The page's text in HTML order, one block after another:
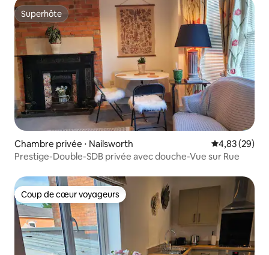
Superhôte
Superhôte
Chambre privée ⋅ Nailsworth Évaluation
4,83 (29)
Prestige-Double-SDB privée avec douche-Vue sur Rue
Coup de cœur voyageurs
Coup de cœur voyageurs